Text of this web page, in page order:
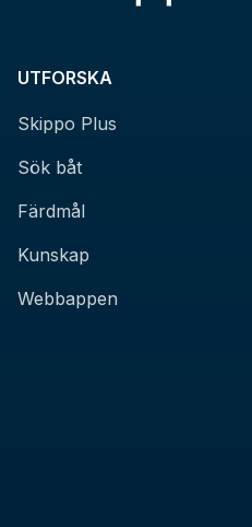
UTFORSKA
Skippo Plus
Sök båt
Färdmål
Kunskap
Webbappen